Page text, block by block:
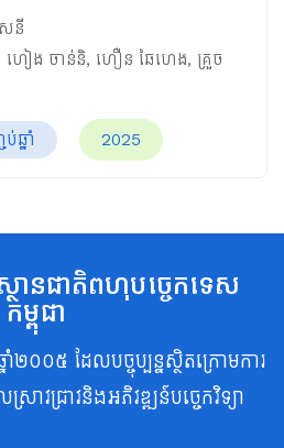
សនី
ហៀង ចាន់និ, ហឿន ឆៃហេង, គ្រួច
ឆ្នាំ 2025
ានជាតិពហុបច្ចេកទេស
កម្ពុជា
ាំ២០០៥ ដែលបច្ចុប្បន្នស្ថិតក្រោមការ
ាវជ្រាវនិងអភិវឌ្ឍន៍បច្ចេកវិទ្យា